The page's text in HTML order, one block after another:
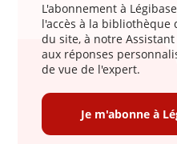
L'abonnement à
l'accès à la bibliothèque
du site, à notre
aux réponses
de vue de l'expert.
Je m'abonne à